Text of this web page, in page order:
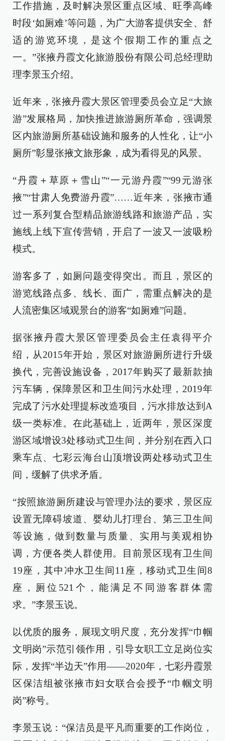
工作措施，及时解决景区重点区域、旺季高峰
时段‘如厕难’等问题，为广大游客提供安全、舒
适的游览环境，是这个假期工作的重点之
一。”张掖丹霞文化旅游股份有限公司总经理助
理李景玉介绍。
近年来，张掖丹霞大景区管理委员会立足“大旅
游”发展格局，加快推进旅游厕所革命，强调景
区内旅游厕所基础设施和服务的人性化，让“小
厕所”彰显张掖文旅形象，成为看得见的风景。
“丹霞＋草原＋雪山”“一元游丹霞”“99元游张
掖”“甘肃人免费游丹霞”……近年来，张掖市通
过一系列复合型精品旅游线路和旅游产品，实
施线上线下宣传营销，开启了一波又一波吸粉
模式。
游客多了，如厕问题变得突出。而且，景区的
游览线路点多、线长、面广，需重点解决的是
人流密集区域观景台的游客“如厕难”问题。
据张掖丹霞大景区管理委员会主任袁得平介
绍，从2015年开始，景区对旅游厕所进行升级
换代，完善设施设备，2017年购买了最新款抽
污车辆，保障景区和卫生间污水处理，2019年
完成了污水处理提标改造项目，污水排放达到A
级一类标准。在此基础上，近两年，景区深度
游区域增设3处移动式卫生间，并分别在西入口
乘车点、七彩云海台山顶增设两处移动式卫生
间，缓解了供求矛盾。
“按照旅游厕所建设与管理办法的要求，景区应
设置无障碍坡道、婴幼儿打理台、第三卫生间
等设施，做到数量与质量、实用与美观相协
调，方便各类人群使用。目前景区现有卫生间
19座，其中冲水卫生间11座，移动式卫生间8
座，厕位521个，能满足不同游客群体需
求。”李景玉说。
以优质的服务，展现文明尺度，充分发挥“巾帼
文明岗”示范引领作用，引导女职工立足岗位实
际，发挥“半边天”作用——2020年，七彩丹霞景
区保洁组被张掖市妇女联合会授予“巾帼文明
岗”称号。
李景玉说：“保洁员是平凡而重要的工作岗位，